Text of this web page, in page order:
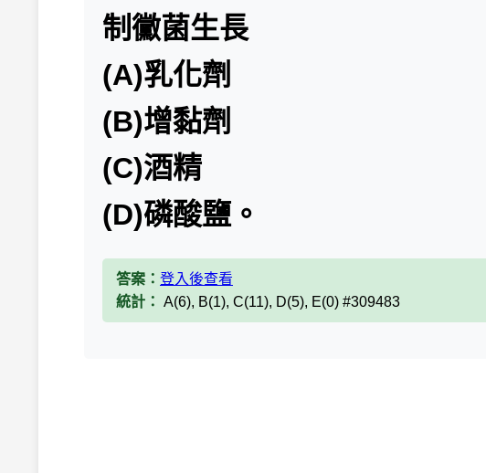
制黴菌生長
(A)乳化劑
(B)增黏劑
(C)酒精
(D)磷酸鹽。
答案： 登入後查看
統計： A(6), B(1), C(11), D(5), E(0) #309483